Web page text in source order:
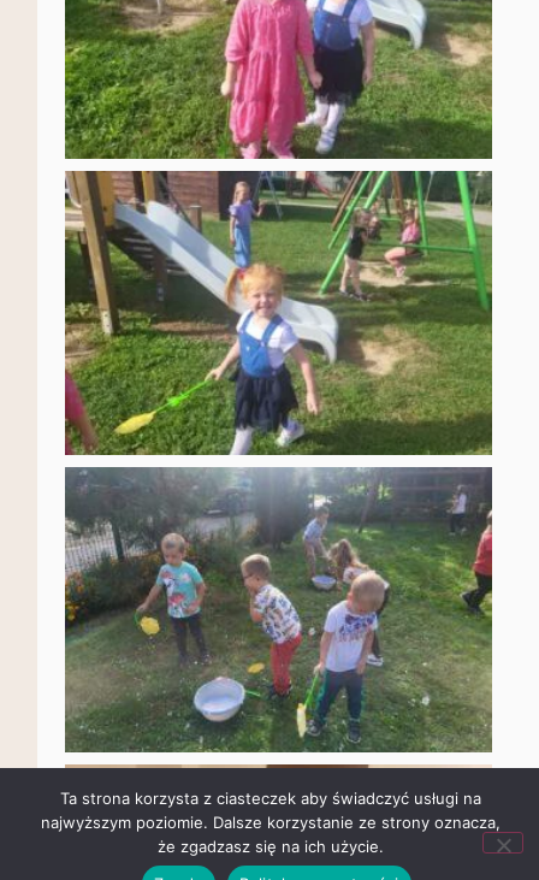
Ta strona korzysta z ciasteczek aby świadczyć usługi na
że zgadzasz się na ich użycie.
Zgoda
Polityka prywatności